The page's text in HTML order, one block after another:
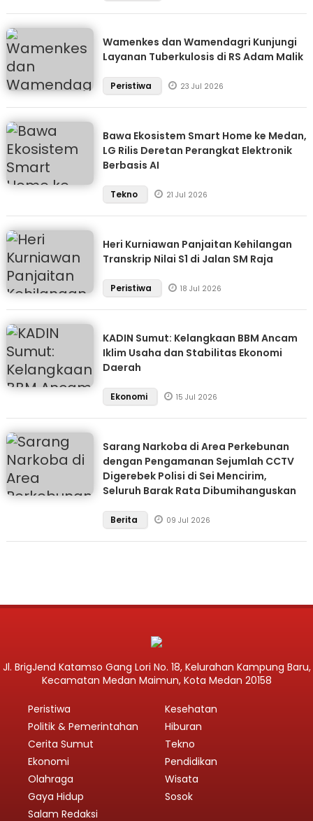
Wamenkes dan Wamendagri Kunjungi
Layanan Tuberkulosis di RS Adam Malik
Peristiwa 23 Jul 2026
Bawa Ekosistem Smart Home ke Medan,
LG Rilis Deretan Perangkat Elektronik
Berbasis AI
Tekno 21 Jul 2026
Heri Kurniawan Panjaitan Kehilangan
Transkrip Nilai S1 di Jalan SM Raja
Peristiwa 18 Jul 2026
KADIN Sumut: Kelangkaan BBM Ancam
Iklim Usaha dan Stabilitas Ekonomi
Daerah
Ekonomi 15 Jul 2026
Sarang Narkoba di Area Perkebunan
dengan Pengamanan Sejumlah CCTV
Digerebek Polisi di Sei Mencirim,
Seluruh Barak Rata Dibumihanguskan
Berita 09 Jul 2026
Jl. BrigJend Katamso Gang Lori No. 18, Kelurahan Kampung Baru,
Kecamatan Medan Maimun, Kota Medan 20158
Peristiwa
Politik & Pemerintahan
Cerita Sumut
Ekonomi
Olahraga
Gaya Hidup
Kesehatan
Hiburan
Tekno
Pendidikan
Wisata
Sosok
Salam Redaksi